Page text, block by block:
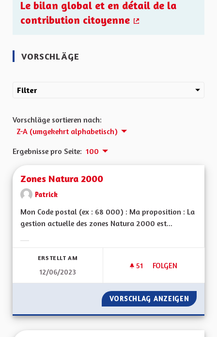
Le bilan global et en détail de la
contribution citoyenne
VORSCHLÄGE
Filter
Vorschläge sortieren nach:
Z-A (umgekehrt alphabetisch)
Ergebnisse pro Seite: 100
Zones Natura 2000
Patrick
Mon Code postal (ex : 68 000) : Ma proposition : La
gestion actuelle des zones Natura 2000 est...
ERSTELLT AM
12/06/2023
51 51 FOLLOWER
FOLGEN
ZONES NATURA
VORSCHLAG ANZEIGEN